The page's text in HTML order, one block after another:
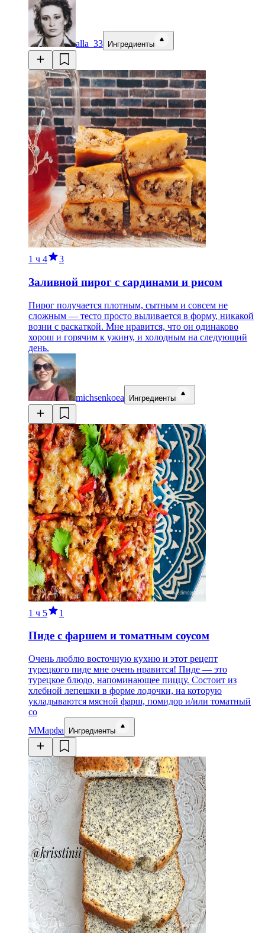
alla_33 Ингредиенты
1 ч 4 3
Заливной пирог с сардинами и рисом
Пирог получается плотным, сытным и совсем не
сложным — тесто просто выливается в форму, никакой
возни с раскаткой. Мне нравится, что он одинаково
хорош и горячим к ужину, и холодным на следующий
день.
michsenkoea Ингредиенты
1 ч 5 1
Пиде с фаршем и томатным соусом
Очень люблю восточную кухню и этот рецепт
турецкого пиде мне очень нравится! Пиде — это
турецкое блюдо, напоминающее пиццу. Состоит из
хлебной лепешки в форме лодочки, на которую
укладываются мясной фарш, помидор и/или томатный
со
ММарфа Ингредиенты